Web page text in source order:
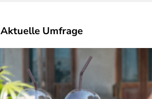
Aktuelle Umfrage